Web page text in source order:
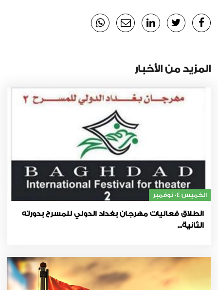
المزيد من الأخبار
الخميس 04 نوفمبر
انطلاق فعاليات مهرجان بغداد الدولي للمسرح بدورته
الثانية...